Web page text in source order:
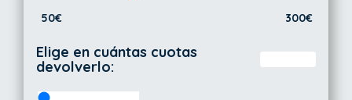
50€ 300€
Elige en cuántas cuotas
devolverlo: